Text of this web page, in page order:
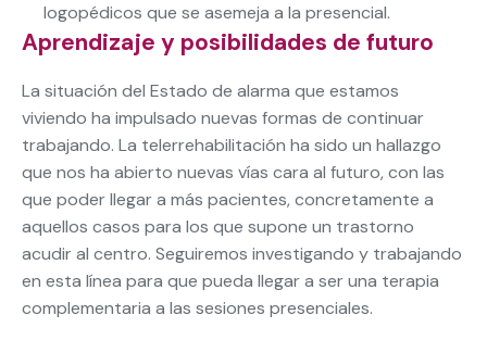
logopédicos que se asemeja a la presencial.
Aprendizaje y posibilidades de futuro
La situación del Estado de alarma que estamos
viviendo ha impulsado nuevas formas de continuar
trabajando. La telerrehabilitación ha sido un hallazgo
que nos ha abierto nuevas vías cara al futuro, con las
que poder llegar a más pacientes, concretamente a
aquellos casos para los que supone un trastorno
acudir al centro. Seguiremos investigando y trabajando
en esta línea para que pueda llegar a ser una terapia
complementaria a las sesiones presenciales.